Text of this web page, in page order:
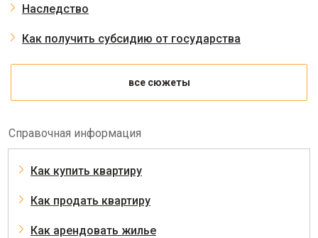
Наследство
Как получить субсидию от государства
все сюжеты
Справочная информация
Как купить квартиру
Как продать квартиру
Как арендовать жилье